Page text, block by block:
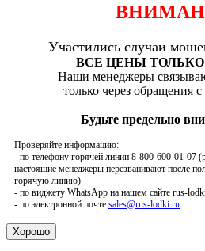
Участились случаи
ВСЕ ЦЕНЫ
Наши менеджеры
только через обращения
Будьте предельно
Проверяйте информацию:
- по телефону горячей линии 8-800-600-01-07
настоящие менеджеры перезванивают после
горячую линию)
- по виджету WhatsApp на нашем сайте rus-
- по электронной почте sales@rus-lodki.ru